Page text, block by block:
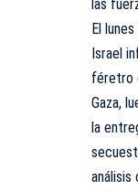
las
El
Israel
féretro
Gaza,
la
análisis